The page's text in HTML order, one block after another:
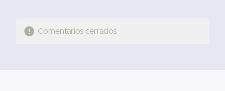
Comentarios cerrados